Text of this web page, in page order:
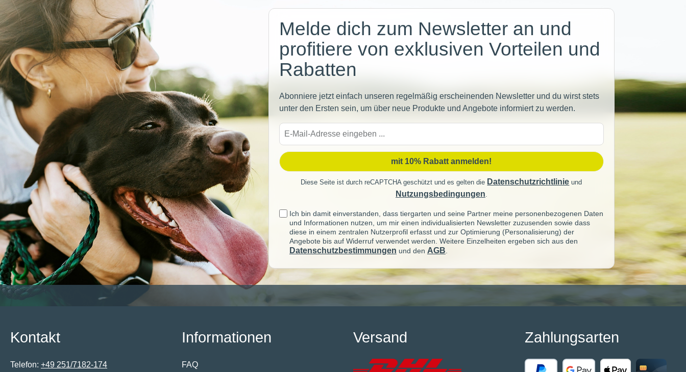
Melde dich zum Newsletter an und
profitiere von exklusiven Vorteilen und
Rabatten
Abonniere jetzt einfach unseren regelmäßig erscheinenden Newsletter und du wirst stets
unter den Ersten sein, um über neue Produkte und Angebote informiert zu werden.
Adresse
mit 10% Rabatt anmelden!
Diese Seite ist durch reCAPTCHA geschützt und es gelten die Datenschutzrichtlinie und
Nutzungsbedingungen.
Ich bin damit einverstanden, dass tiergarten und seine Partner meine personenbezogenen Daten
und Informationen nutzen, um mir einen individualisierten Newsletter zuzusenden sowie dass
diese in einem zentralen Nutzerprofil erfasst und zur Optimierung (Personalisierung) der
Angebote bis auf Widerruf verwendet werden. Weitere Einzelheiten ergeben sich aus den
Datenschutzbestimmungen und den AGB
Kontakt
Telefon: +49 251/7182-174
Informationen
FAQ
Versand Zahlungsarten